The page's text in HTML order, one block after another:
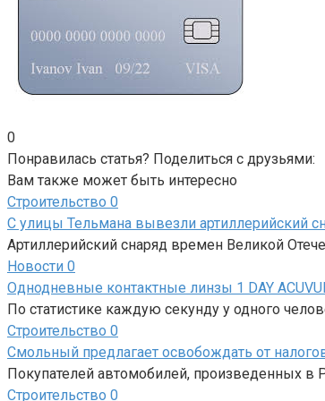
0
Понравилась статья? Поделиться с друзьями:
Вам также может быть интересно
Строительство 0
С улицы Тельмана вывезли артиллерийский
Артиллерийский снаряд времен Великой
Новости 0
Однодневные контактные линзы 1 DAY
По статистике каждую секунду у одного
Строительство 0
Смольный предлагает освобождать от
Покупателей автомобилей, произведенных в
Строительство 0